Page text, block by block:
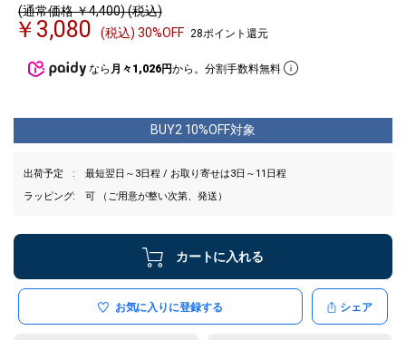
(通常価格 ￥4,400) (税込)
￥3,080 (税込) 30%OFF 28ポイント還元
なら 月々1,026円から。分割手数料無料
BUY2 10%OFF対象
出荷予定
最短翌日～3日程 / お取り寄せは3日～11日程
ラッピング
可 （ご用意が整い次第、発送）
カートに入れる
お気に入りに登録する シェア